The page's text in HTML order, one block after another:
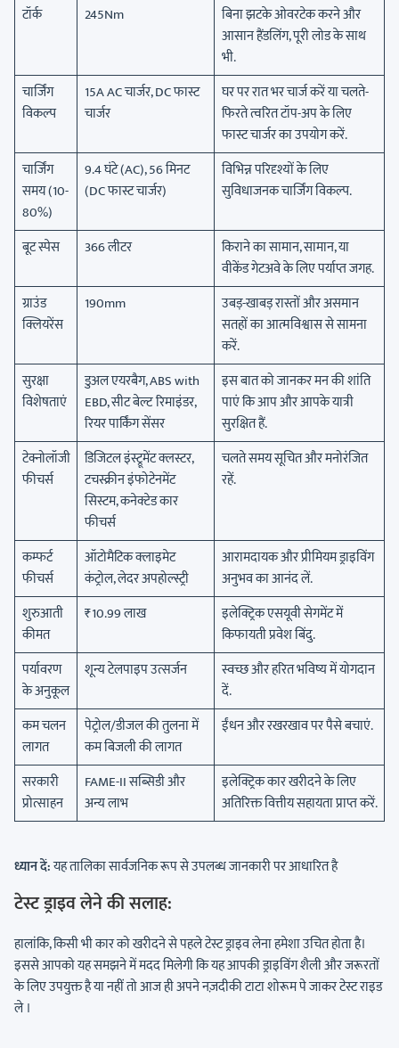
टॉर्क
245Nm
बिना झटके ओवरटेक करने और
आसान हैंडलिंग, पूरी लोड के साथ
भी.
चार्जिंग
विकल्प
15A AC चार्जर, DC फास्ट
चार्जर
घर पर रात भर चार्ज करें या चलते-
फिरते त्वरित टॉप-अप के लिए
फास्ट चार्जर का उपयोग करें.
चार्जिंग
समय (10-
80%)
9.4 घंटे (AC), 56 मिनट
(DC फास्ट चार्जर)
विभिन्न परिदृश्यों के लिए
सुविधाजनक चार्जिंग विकल्प.
बूट स्पेस 366 लीटर
किराने का सामान, सामान, या
वीकेंड गेटअवे के लिए पर्याप्त जगह.
ग्राउंड
क्लियरेंस
190mm
उबड़-खाबड़ रास्तों और असमान
सतहों का आत्मविश्वास से सामना
करें.
सुरक्षा
विशेषताएं
डुअल एयरबैग, ABS with
EBD, सीट बेल्ट रिमाइंडर,
रियर पार्किंग सेंसर
इस बात को जानकर मन की शांति
पाएं कि आप और आपके यात्री
सुरक्षित हैं.
टेक्नोलॉजी
फीचर्स
डिजिटल इंस्ट्रूमेंट क्लस्टर,
टचस्क्रीन इंफोटेनमेंट
सिस्टम, कनेक्टेड कार
फीचर्स
चलते समय सूचित और मनोरंजित
रहें.
कम्फर्ट
फीचर्स
ऑटोमैटिक क्लाइमेट
कंट्रोल, लेदर अपहोल्स्ट्री
आरामदायक और प्रीमियम ड्राइविंग
अनुभव का आनंद लें.
शुरुआती
कीमत
₹10.99 लाख
इलेक्ट्रिक एसयूवी सेगमेंट में
किफायती प्रवेश बिंदु.
पर्यावरण
के अनुकूल
शून्य टेलपाइप उत्सर्जन
स्वच्छ और हरित भविष्य में योगदान
दें.
कम चलन
लागत
पेट्रोल/डीजल की तुलना में
कम बिजली की लागत
ईंधन और रखरखाव पर पैसे बचाएं.
सरकारी
प्रोत्साहन
FAME-II सब्सिडी और
अन्य लाभ
इलेक्ट्रिक कार खरीदने के लिए
अतिरिक्त वित्तीय सहायता प्राप्त करें.
ध्यान दें:यह तालिका सार्वजनिक रूप से उपलब्ध जानकारी पर आधारित है
टेस्ट ड्राइव लेने की सलाह:
हालांकि, किसी भी कार को खरीदने से पहले टेस्ट ड्राइव लेना हमेशा उचित होता है।
इससे आपको यह समझने में मदद मिलेगी कि यह आपकी ड्राइविंग शैली और जरूरतों
के लिए उपयुक्त है या नहीं तो आज ही अपने नज़दीकी टाटा शोरूम पे जाकर टेस्ट राइड
ले ।